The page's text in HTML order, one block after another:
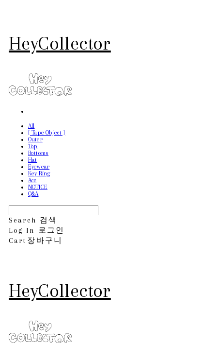
HeyCollector
All
[ Tape Object ]
Outer
Top
Bottoms
Hat
Eyewear
Key Ring
Acc
NOTICE
Q&A
Search 검색
Log In
로그인
Cart 장바구니
HeyCollector